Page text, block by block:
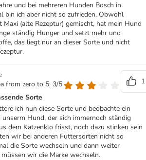
und bei mehreren Hunden Bosch in
bin ich aber nicht so zufrieden. Obwohl
(alte Rezeptur) gemischt, hat mein Hund
ständig Hunger und setzt mehr und
das liegt nur an dieser Sorte und nicht
from zero to 5: 3/5
1
Sorte
ich nun diese Sorte und beobachte ein
Hund, der sich immernoch ständig
dem Katzenklo frisst, noch dazu stinken sein
wir bei anderen Futtersorten nicht so
die Sorte wechseln und dann weiter
wir die Marke wechseln.